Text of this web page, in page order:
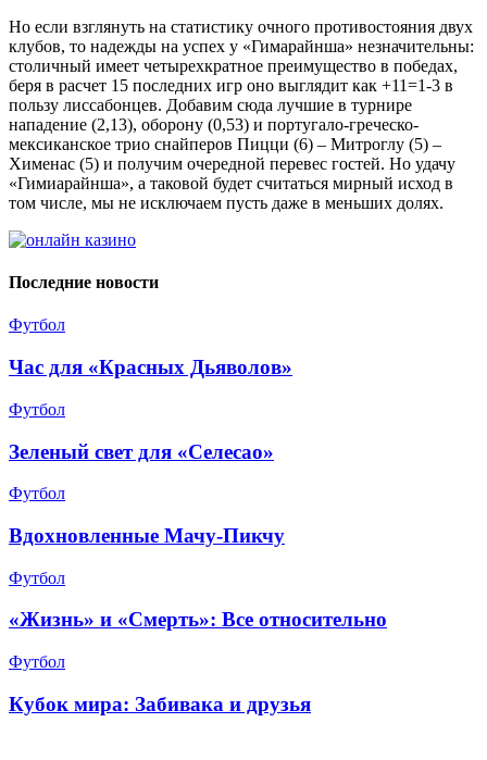
Но если взглянуть на статистику очного противостояния двух
клубов, то надежды на успех у «Гимарайнша» незначительны:
столичный имеет четырехкратное преимущество в победах,
беря в расчет 15 последних игр оно выглядит как +11=1-3 в
пользу лиссабонцев. Добавим сюда лучшие в турнире
нападение (2,13), оборону (0,53) и португало-греческо-
мексиканское трио снайперов Пицци (6) – Митроглу (5) –
Хименас (5) и получим очередной перевес гостей. Но удачу
«Гимиарайнша», а таковой будет считаться мирный исход в
том числе, мы не исключаем пусть даже в меньших долях.
Последние новости
Футбол
Час для «Красных Дьяволов»
Футбол
Зеленый свет для «Селесао»
Футбол
Вдохновленные Мачу-Пикчу
Футбол
«Жизнь» и «Смерть»: Все относительно
Футбол
Кубок мира: Забивака и друзья